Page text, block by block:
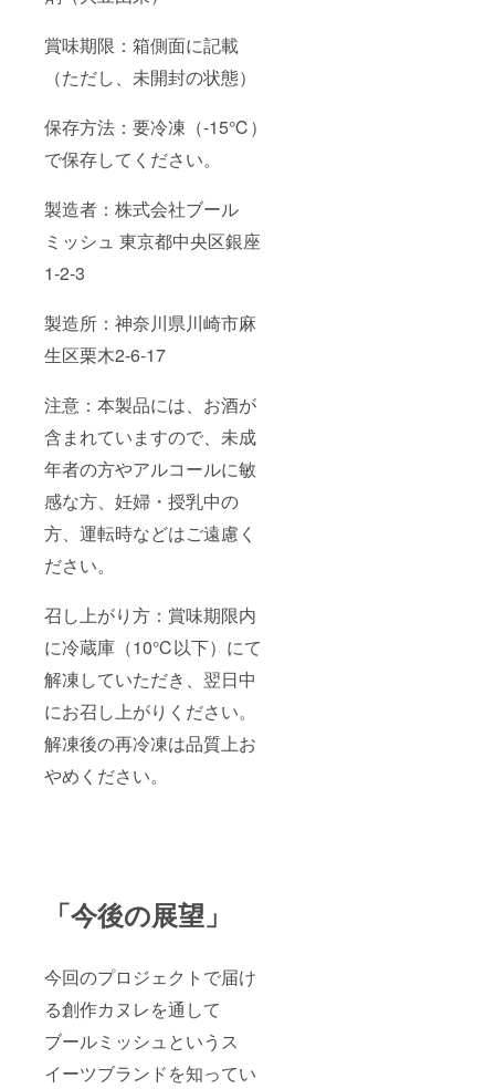
賞味期限：箱側面に記載
（ただし、未開封の状態）
保存方法：要冷凍（-15℃）
で保存してください。
製造者：株式会社ブール
ミッシュ 東京都中央区銀座
1-2-3
製造所：神奈川県川崎市麻
生区栗木2-6-17
注意：本製品には、お酒が
含まれていますので、未成
年者の方やアルコールに敏
感な方、妊婦・授乳中の
方、運転時などはご遠慮く
ださい。
召し上がり方：賞味期限内
に冷蔵庫（10℃以下）にて
解凍していただき、翌日中
にお召し上がりください。
解凍後の再冷凍は品質上お
やめください。
「今後の展望」
今回のプロジェクトで届け
る創作カヌレを通して
ブールミッシュというス
イーツブランドを知ってい